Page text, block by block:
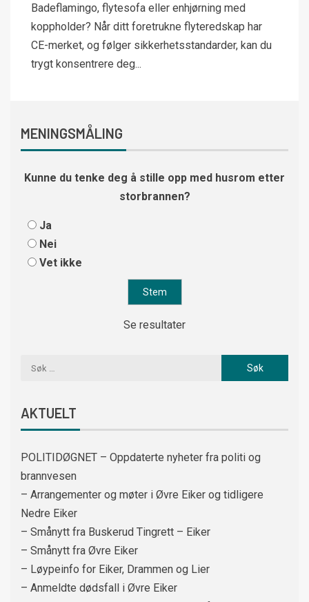
Badeflamingo, flytesofa eller enhjørning med
koppholder? Når ditt foretrukne flyteredskap har
CE-merket, og følger sikkerhetsstandarder, kan du
trygt konsentrere deg...
MENINGSMÅLING
Kunne du tenke deg å stille opp med husrom etter
storbrannen?
Ja
Nei
Vet ikke
Se resultater
AKTUELT
POLITIDØGNET – Oppdaterte nyheter fra politi og
brannvesen
– Arrangementer og møter i Øvre Eiker og tidligere
Nedre Eiker
– Smånytt fra Buskerud Tingrett – Eiker
– Smånytt fra Øvre Eiker
– Løypeinfo for Eiker, Drammen og Lier
– Anmeldte dødsfall i Øvre Eiker